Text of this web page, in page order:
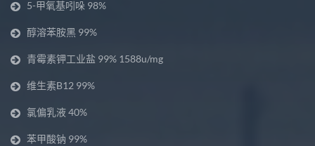
5-甲氧基吲哚 98%
醇溶苯胺黑 99%
青霉素钾工业盐 99% 1588u/mg
维生素B12 99%
氯偏乳液 40%
苯甲酸钠 99%